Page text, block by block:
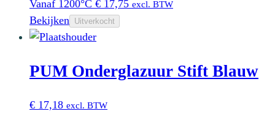
Vanaf 1200°C € 17,75 excl. BTW
Bekijken Uitverkocht
PUM Onderglazuur Stift Blauw
€ 17,18 excl. BTW